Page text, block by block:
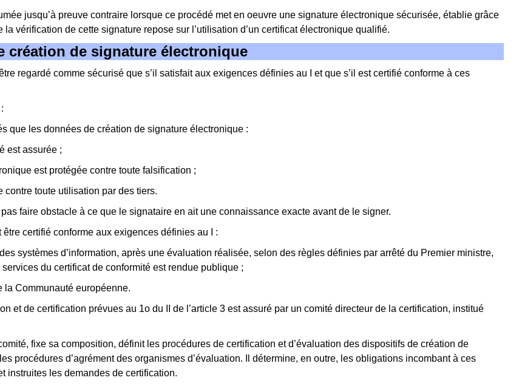
jusqu’à preuve contraire lorsque ce procédé met en oeuvre une signature électronique sécurisée, établie grâce
vérification de cette signature repose sur l’utilisation d’un certificat électronique qualifié.
création de signature électronique
regardé comme sécurisé que s’il satisfait aux exigences définies au I et que s’il est certifié conforme à ces
que les données de création de signature électronique :
est assurée ;
est protégée contre toute falsification ;
toute utilisation par des tiers.
faire obstacle à ce que le signataire en ait une connaissance exacte avant de le signer.
certifié conforme aux exigences définies au I :
systèmes d’information, après une évaluation réalisée, selon des règles définies par arrêté du Premier ministre,
du certificat de conformité est rendue publique ;
la Communauté européenne.
et de certification prévues au 1o du II de l’article 3 est assuré par un comité directeur de la certification, institué
fixe sa composition, définit les procédures de certification et d’évaluation des dispositifs de création de
procédures d’agrément des organismes d’évaluation. Il détermine, en outre, les obligations incombant à ces
instruites les demandes de certification.